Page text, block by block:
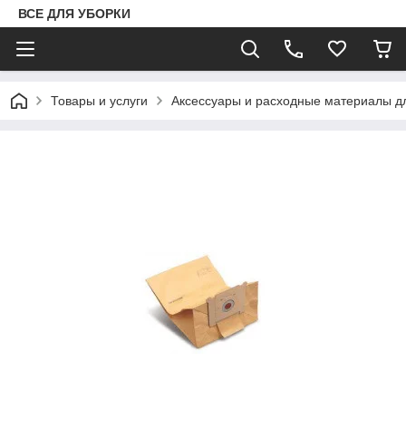
ВСЕ ДЛЯ УБОРКИ
Товары и услуги Аксессуары и расходные материалы